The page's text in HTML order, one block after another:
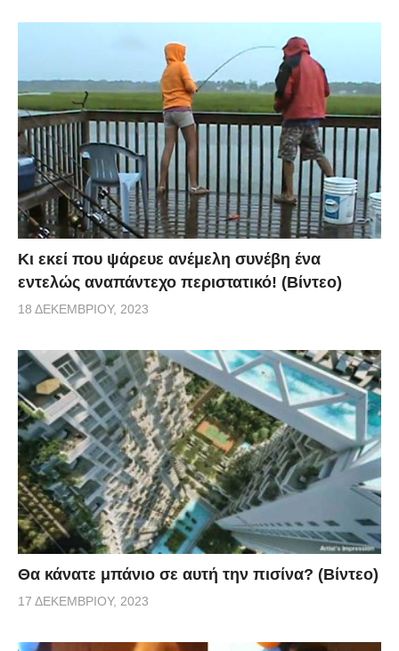
Κι εκεί που ψάρευε ανέμελη συνέβη ένα
εντελώς αναπάντεχο περιστατικό! (Βίντεο)
18 ΔΕΚΕΜΒΡΊΟΥ, 2023
Θα κάνατε μπάνιο σε αυτή την πισίνα? (Βίντεο)
17 ΔΕΚΕΜΒΡΊΟΥ, 2023